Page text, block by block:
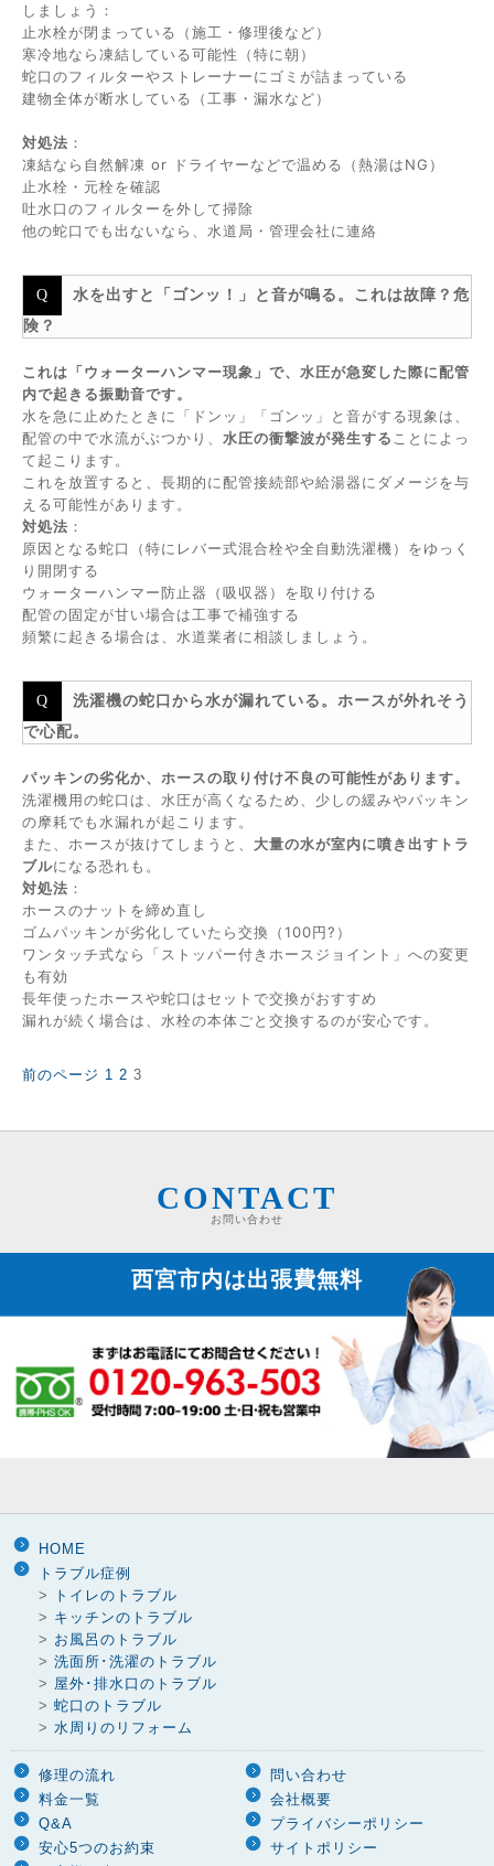
しましょう：
止水栓が閉まっている（施工・修理後など）
寒冷地なら凍結している可能性（特に朝）
蛇口のフィルターやストレーナーにゴミが詰まっている
建物全体が断水している（工事・漏水など）
対処法 ：
凍結なら自然解凍 or ドライヤーなどで温める（熱湯はNG）
止水栓・元栓を確認
吐水口のフィルターを外して掃除
他の蛇口でも出ないなら、水道局・管理会社に連絡
水を出すと「ゴンッ！」と音が鳴る。これは故障？危
険？
これは「ウォーターハンマー現象」で、水圧が急変した際に配管
内で起きる振動音です。
水を急に止めたときに「ドンッ」「ゴンッ」と音がする現象は、
配管の中で水流がぶつかり、 水圧の衝撃波が発生する ことによっ
て起こります。
これを放置すると、長期的に配管接続部や給湯器にダメージを与
える可能性があります。
対処法 ：
原因となる蛇口（特にレバー式混合栓や全自動洗濯機）をゆっく
り開閉する
ウォーターハンマー防止器（吸収器）を取り付ける
配管の固定が甘い場合は工事で補強する
頻繁に起きる場合は、水道業者に相談しましょう。
洗濯機の蛇口から水が漏れている。ホースが外れそう
で心配。
パッキンの劣化か、ホースの取り付け不良の可能性があります。
洗濯機用の蛇口は、水圧が高くなるため、少しの緩みやパッキン
の摩耗でも水漏れが起こります。
また、ホースが抜けてしまうと、 大量の水が室内に噴き出すトラ
ブルになる恐れも。
対処法 ：
ホースのナットを締め直し
ゴムパッキンが劣化していたら交換（100円?）
ワンタッチ式なら「ストッパー付きホースジョイント」への変更
も有効
長年使ったホースや蛇口はセットで交換がおすすめ
漏れが続く場合は、水栓の本体ごと交換するのが安心です。
投
前のページ 固
1 固
2 固
3
CONTACT
お問い合わせ
西宮市内は出張費無料
HOME
トラブル症例
>
トイレのトラブル
> キッチンのトラブル
> お風呂のトラブル
> 洗面所･洗濯のトラブル
> 屋外･排水口のトラブル
> 蛇口のトラブル
> 水周りのリフォーム
修理の流れ
料金一覧
Q&A
安心5つのお約束
問い合わせ
会社概要
プライバシーポリシー
サイトポリシー